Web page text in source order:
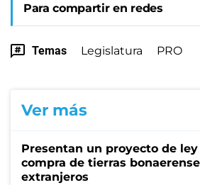
Para compartir en redes
Temas Legislatura PRO
Ver más
Presentan un proyecto de
compra de tierras
extranjeros